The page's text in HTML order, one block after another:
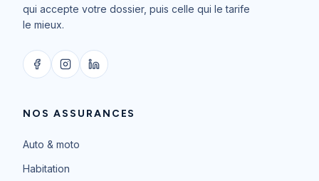
qui accepte votre dossier, puis celle qui le tarife
le mieux.
NOS ASSURANCES
Auto & moto
Habitation